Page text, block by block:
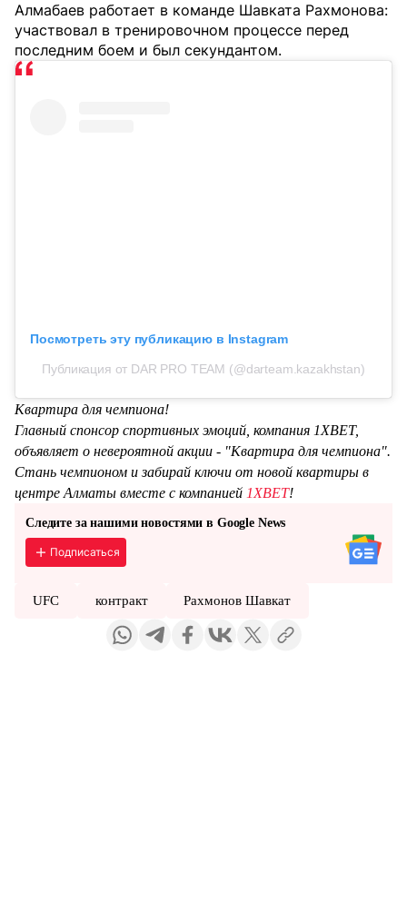
Алмабаев работает в команде Шавката Рахмонова:
участвовал в тренировочном процессе перед
последним боем и был секундантом.
Посмотреть эту публикацию в Instagram
Публикация от DAR PRO TEAM (@darteam.kazakhstan)
Квартира для чемпиона!
Главный спонсор спортивных эмоций, компания 1XBET,
объявляет о невероятной акции - "Квартира для чемпиона".
Стань чемпионом и забирай ключи от новой квартиры в
центре Алматы вместе с компанией 1XBET!
Следите за нашими новостями в Google News
Подписаться
UFC контракт Рахмонов Шавкат